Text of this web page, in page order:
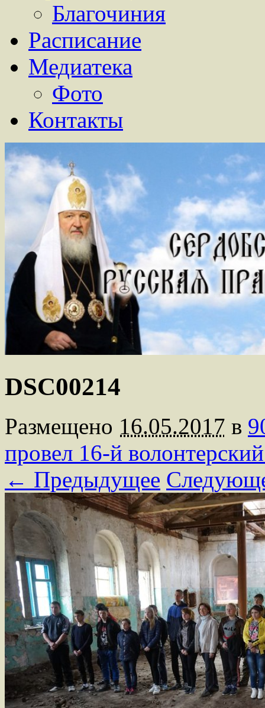
Благочиния
Расписание
Медиатека
Фото
Контакты
DSC00214
Размещено 16.05.2017 в
провел 16-й
← Предыдущее